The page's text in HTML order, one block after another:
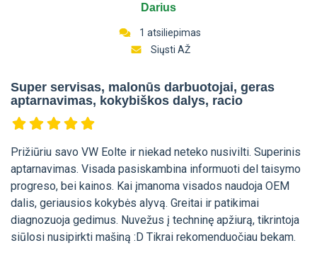
Darius
1 atsiliepimas
Siųsti AŽ
Super servisas, malonūs darbuotojai, geras
aptarnavimas, kokybiškos dalys, racio
Prižiūriu savo VW Eolte ir niekad neteko nusivilti. Superinis
aptarnavimas. Visada pasiskambina informuoti del taisymo
progreso, bei kainos. Kai įmanoma visados naudoja OEM
dalis, geriausios kokybės alyvą. Greitai ir patikimai
diagnozuoja gedimus. Nuvežus į techninę apžiurą, tikrintoja
siūlosi nusipirkti mašiną :D Tikrai rekomenduočiau bekam.